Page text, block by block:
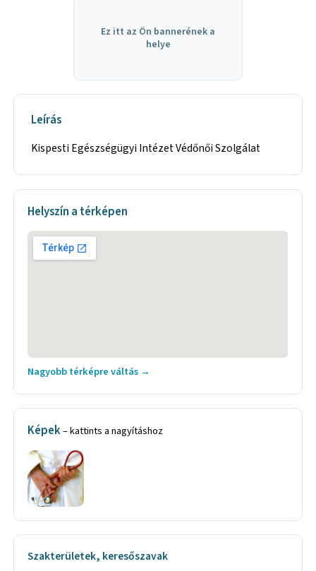
Ez itt az Ön bannerének a
helye
Leírás
Kispesti Egészségügyi Intézet Védőnői Szolgálat
Helyszín a térképen
Nagyobb térképre váltás →
Képek– kattints a nagyításhoz
Szakterületek, keresőszavak